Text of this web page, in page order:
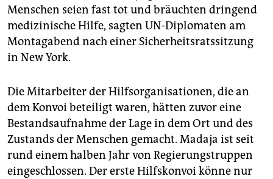
abo
genossenschaft
Menschen seien fast tot und bräuchten dringend
medizinische Hilfe, sagten UN-Diplomaten am
Montagabend nach einer Sicherheitsratssitzung
in New York.
Die Mitarbeiter der Hilfsorganisationen, die an
dem Konvoi beteiligt waren, hätten zuvor eine
Bestandsaufnahme der Lage in dem Ort und des
Zustands der Menschen gemacht. Madaja ist seit
rund einem halben Jahr von Regierungstruppen
eingeschlossen. Der erste Hilfskonvoi könne nur